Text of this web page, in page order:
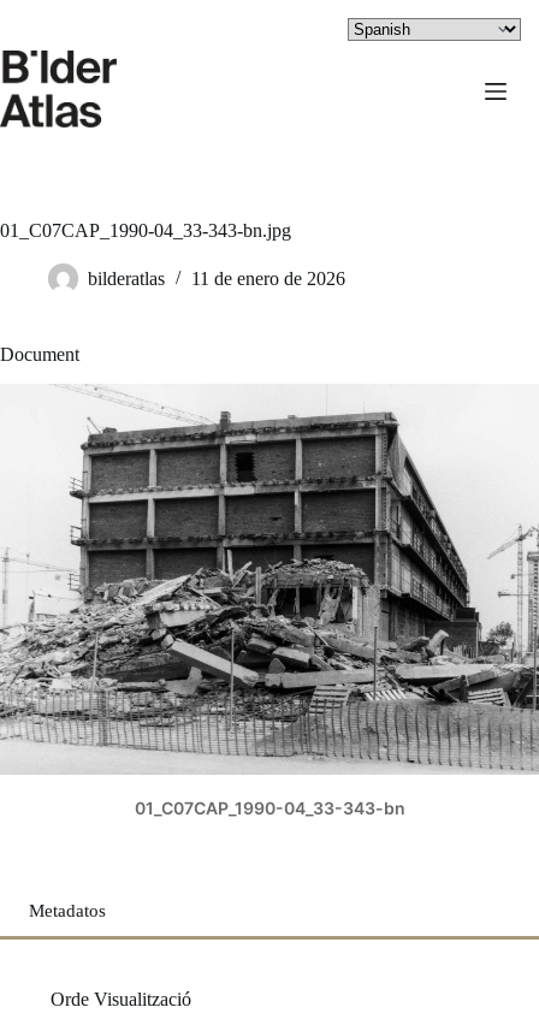
contenido
01_C07CAP_1990-04_33-343-bn.jpg
bilderatlas 11 de enero de 2026
Document
01_C07CAP_1990-04_33-343-bn
Metadatos
Orde Visualització